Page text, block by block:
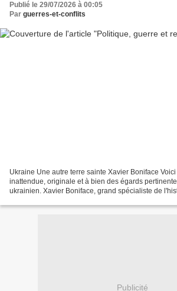
Publié le 29/07/2026 à 00:05
Par guerres-et-conflits
Ukraine Une autre terre sainte Xavier Boniface
inattendue, originale et à bien des égards
ukrainien. Xavier Boniface, grand spécialiste de
Publicité